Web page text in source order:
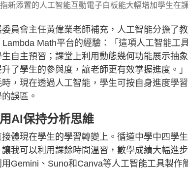
新添置的人工智能互動電子白板能大幅增加學生在
員會主任黃偉業老師補充，人工智能分擔了
Math平台的經驗：「這項人工智能工
自主預習；課堂上利用動態幾何功能展示抽
了學生的參與度，讓老師更有效掌握進度。
，現在透過人工智能，學生可按自身進度學
誤區。
AI保持分析思維
體現在學生的學習轉變上。循道中學中四學
我可以利用課餘時間溫習，數學成績大幅進
Gemini、Suno和Canva等人工智能工具製作